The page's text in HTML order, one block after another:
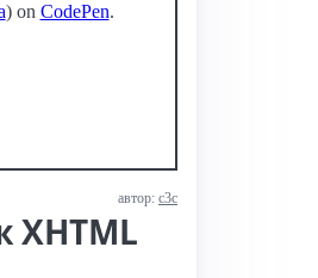
) on CodePen.
автор: с3с
XHTML